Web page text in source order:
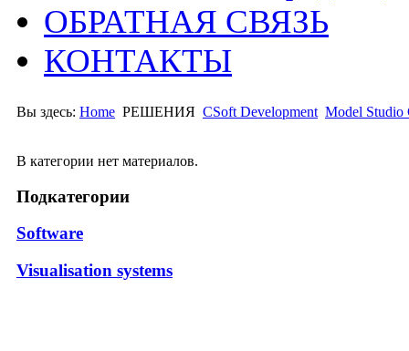
ОБРАТНАЯ СВЯЗЬ
КОНТАКТЫ
Вы здесь: Home РЕШЕНИЯ CSoft Development Model
В категории нет материалов.
Подкатегории
Software
Visualisation systems